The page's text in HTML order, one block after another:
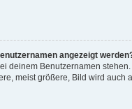
angezeigt
deinem Benutzernamen
meist größere, Bild wird